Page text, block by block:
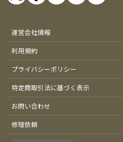
運営会社情報
利用規約
プライバシーポリシー
特定商取引法に基づく表示
お問い合わせ
修理依頼